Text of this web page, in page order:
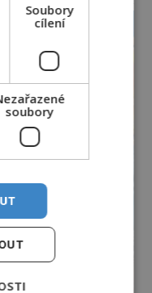
Soubory
cílení
soubory